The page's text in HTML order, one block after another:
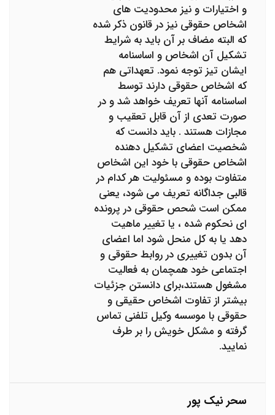
و اختیارات و نیز محدودیت های
اشخاص حقوقی نیز در قانون ذکر شده
که البته مضاف بر آن باید به شرایط
تشکیل آن اشخاص و اساسنامه
ایشان تیز توجه نمود. تعهداتی هم
که اشخاص حقوقی دارند توسط
اساسنامه آنها تعریف خواهد شد و در
صورت تعدی از آن قابل تعقیب و
مجازات هستند . باید دانست که
شخصیت اعضای تشکیل دهنده
اشخاص حقوقی با خود این اشخاص
متفاوت بوده و مسئولیت هر کدام در
قالبی جداگانه تعریف می شود، یعنی
ممکن است شحص حقوقی در پرونده
ای نحکوم شده ، یا تغییر ماهیت
دهد یا به کل منحل شود اما اعضای
آن بدون تغییری در روابط حقوقی و
اجتماعی خود همچمان به فعالیت
مشغول هستند،برای دانستن جزئیات
بیشتر از تفاوت اشخاص حقیقی و
حقوقی با موسسه وکیل تلفنی تماس
گرفته و مشکل خویش را بر طرف
نمایید.
سحر نیک پور